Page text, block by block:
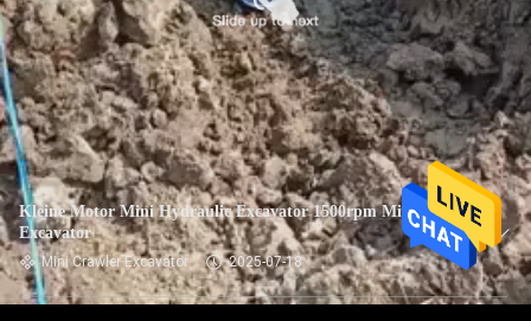
Kleine Motor Mini Hydraulic Excavator 1500rpm Mini Track
Excavator
Mini Crawler Excavator 2025-07-18